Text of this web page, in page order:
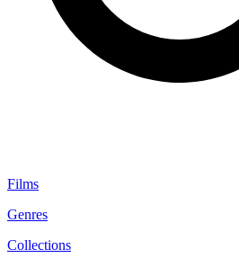
Films
Genres
Collections